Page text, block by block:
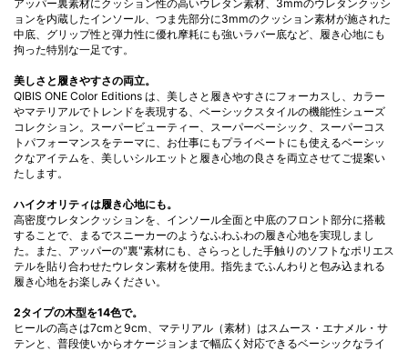
アッパー裏素材にクッション性の高いウレタン素材、 3mmのウレタンクッシ
ョンを内蔵したインソール、 つま先部分に3mmのクッション素材が施された
中底、グリップ性と弾力性に優れ摩耗にも強いラバー底など、履き心地にも
拘った特別な一足です。
美しさと履きやすさの両立。
QIBIS ONE Color Editions は、美しさと履きやすさにフォーカスし、カラー
やマテリアルでトレンドを表現する、ベーシックスタイルの機能性シューズ
コレクション。スーパービューティー、スーパーベーシック、スーパーコス
トパフォーマンスをテーマに、お仕事にもプライベートにも使えるベーシッ
クなアイテムを、美しいシルエットと履き心地の良さを両立させてご提案い
たします。
ハイクオリティは履き心地にも。
高密度ウレタンクッションを、インソール全面と中底のフロント部分に搭載
することで、まるでスニーカーのようなふわふわの履き心地を実現しまし
た。また、アッパーの"裏"素材にも、さらっとした手触りのソフトなポリエス
テルを貼り合わせたウレタン素材を使用。指先までふんわりと包み込まれる
履き心地をお楽しみください。
2タイプの木型を14色で。
ヒールの高さは7cmと9cm、マテリアル（素材）はスムース・エナメル・サ
テンと、普段使いからオケージョンまで幅広く対応できるベーシックなライ